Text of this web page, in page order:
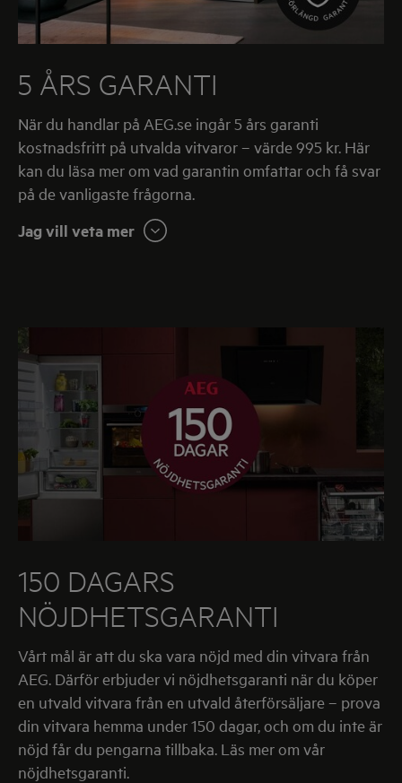
5 ÅRS GARANTI
När du handlar på AEG.se ingår 5 års garanti
kostnadsfritt på utvalda vitvaror – värde 995 kr. Här
kan du läsa mer om vad garantin omfattar och få svar
på de vanligaste frågorna.
Jag vill veta mer
150 DAGARS
NÖJDHETSGARANTI
Vårt mål är att du ska vara nöjd med din vitvara från
AEG. Därför erbjuder vi nöjdhetsgaranti när du köper
en utvald vitvara från en utvald återförsäljare – prova
din vitvara hemma under 150 dagar, och om du inte är
nöjd får du pengarna tillbaka. Läs mer om vår
nöjdhetsgaranti.